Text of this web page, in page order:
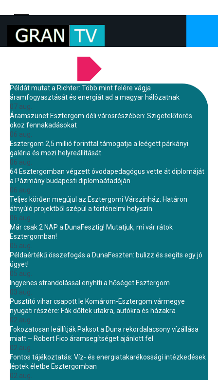
Példát mutat a Richter: Több mint felére vágja
áramfogyasztását és energiát ad a magyar hálózatnak
07 aug.
Áramszünet Esztergom déli városrészében: Szigetelőtörés
okoz fennakadásokat
06 aug.
Esztergom 2,5 millió forinttal támogatja a leégett párkányi
galéria és mozi helyreállítását
06 aug.
64 Esztergomban végzett óvodapedagógus vette át diplomáját
a Pázmány budapesti diplomaátadóján
06 aug.
Teljes körűen megújul az Esztergomi Várszínház: Határon
átnyúló projektből szépül a történelmi helyszín
06 aug.
Már csak 2 NAP a DunaFesztig! Mutatjuk, mi vár rátok
Esztergomban!
05 aug.
Példaértékű összefogás a DunaFeszten: bulizz és segíts egy jó
ügyet!
05 aug.
Ingyenes strandolással enyhíti a hőséget Esztergom
03 aug.
Pusztító vihar csapott le Komárom-Esztergom vármegye
nyugati részére: Fák dőltek utakra, autókra és házakra
02 aug.
Fokozatosan leállítják Paksot a Duna rekordalacsony vízállása
miatt – Robert Fico áramsegítséget ajánlott fel
02 aug.
Fontos tájékoztatás: Víz- és energiatakarékossági intézkedések
léptek életbe Esztergomban
02 aug.